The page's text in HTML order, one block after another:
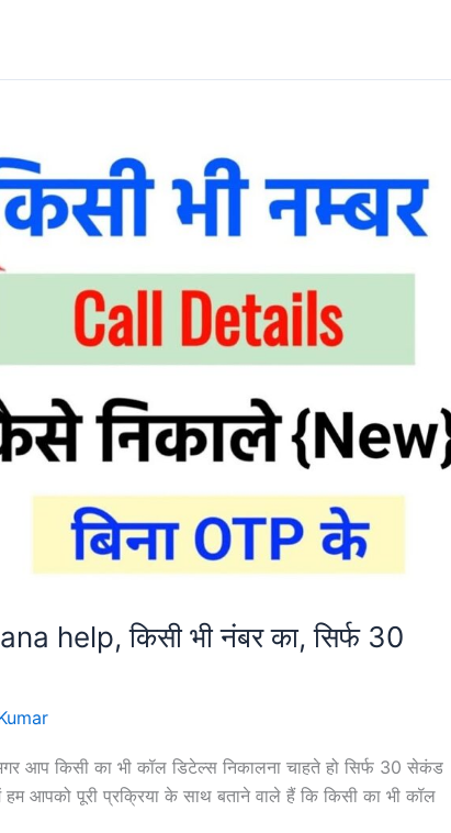
help, किसी भी नंबर का, सिर्फ 30
किसी का भी कॉल डिटेल्स निकालना चाहते हो सिर्फ 30 सेकंड
आपको पूरी प्रक्रिया के साथ बताने वाले हैं कि किसी का भी कॉल